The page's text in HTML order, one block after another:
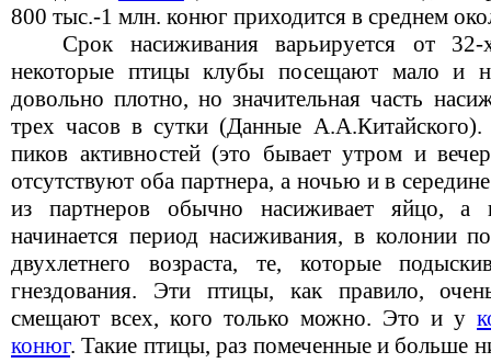
800 тыс.-1 млн. конюг приходится в среднем
Срок насиживания варьируется от
некоторые птицы клубы посещают мало и
довольно плотно, но значительная часть
трех часов в сутки (Данные
пиков активностей (это бывает утром и
отсутствуют оба партнера, а ночью и в
из партнеров обычно насиживает яйцо, а
начинается период насиживания, в колонии
двухлетнего возраста, те, которые
гнездования. Эти птицы, как правило,
смещают всех, кого только можно. Это и у
конюг. Такие птицы, раз помеченные и больше